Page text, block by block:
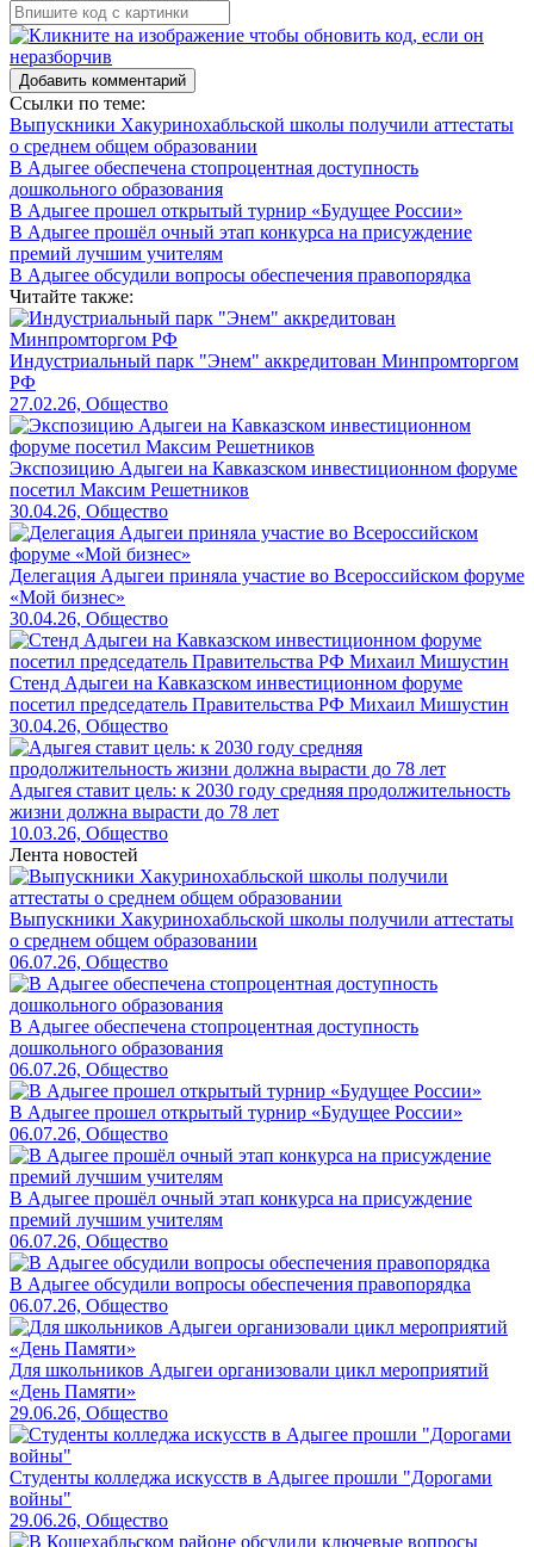
Добавить комментарий
Ссылки по теме:
Выпускники Хакуринохабльской школы получили аттестаты
о среднем общем образовании
В Адыгее обеспечена стопроцентная доступность
дошкольного образования
В Адыгее прошел открытый турнир «Будущее России»
В Адыгее прошёл очный этап конкурса на присуждение
премий лучшим учителям
В Адыгее обсудили вопросы обеспечения правопорядка
Читайте также:
Индустриальный парк "Энем" аккредитован Минпромторгом
РФ
27.02.26, Общество
Экспозицию Адыгеи на Кавказском инвестиционном форуме
посетил Максим Решетников
30.04.26, Общество
Делегация Адыгеи приняла участие во Всероссийском форуме
«Мой бизнес»
30.04.26, Общество
Стенд Адыгеи на Кавказском инвестиционном форуме
посетил председатель Правительства РФ Михаил Мишустин
30.04.26, Общество
Адыгея ставит цель: к 2030 году средняя продолжительность
жизни должна вырасти до 78 лет
10.03.26, Общество
Лента новостей
Выпускники Хакуринохабльской школы получили аттестаты
о среднем общем образовании
06.07.26, Общество
В Адыгее обеспечена стопроцентная доступность
дошкольного образования
06.07.26, Общество
В Адыгее прошел открытый турнир «Будущее России»
06.07.26, Общество
В Адыгее прошёл очный этап конкурса на присуждение
премий лучшим учителям
06.07.26, Общество
В Адыгее обсудили вопросы обеспечения правопорядка
06.07.26, Общество
Для школьников Адыгеи организовали цикл мероприятий
«День Памяти»
29.06.26, Общество
Студенты колледжа искусств в Адыгее прошли "Дорогами
войны"
29.06.26, Общество